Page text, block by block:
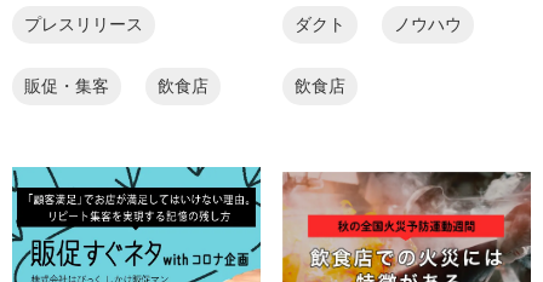
プレスリリース
販促・集客 飲食店
ダクト ノウハウ
飲食店